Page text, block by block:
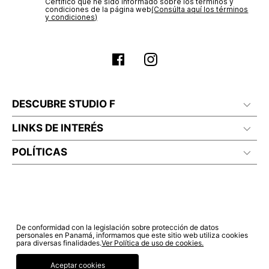
puede tardar hasta un día hábil. En el momento de la
aprobación del pago de tu orden, recibirás un correo
Mis Pedidos” en nuestra página web
condiciones de la página web‎(Consúlta aquí los términos
y condiciones)
DESCUBRE STUDIO F
LINKS DE INTERÉS
POLÍTICAS
De conformidad con la legislación sobre protección de datos
personales en Panamá, informamos que este sitio web utiliza cookies
para diversas finalidades.Ver Política de uso de cookies.
Aceptar cookies